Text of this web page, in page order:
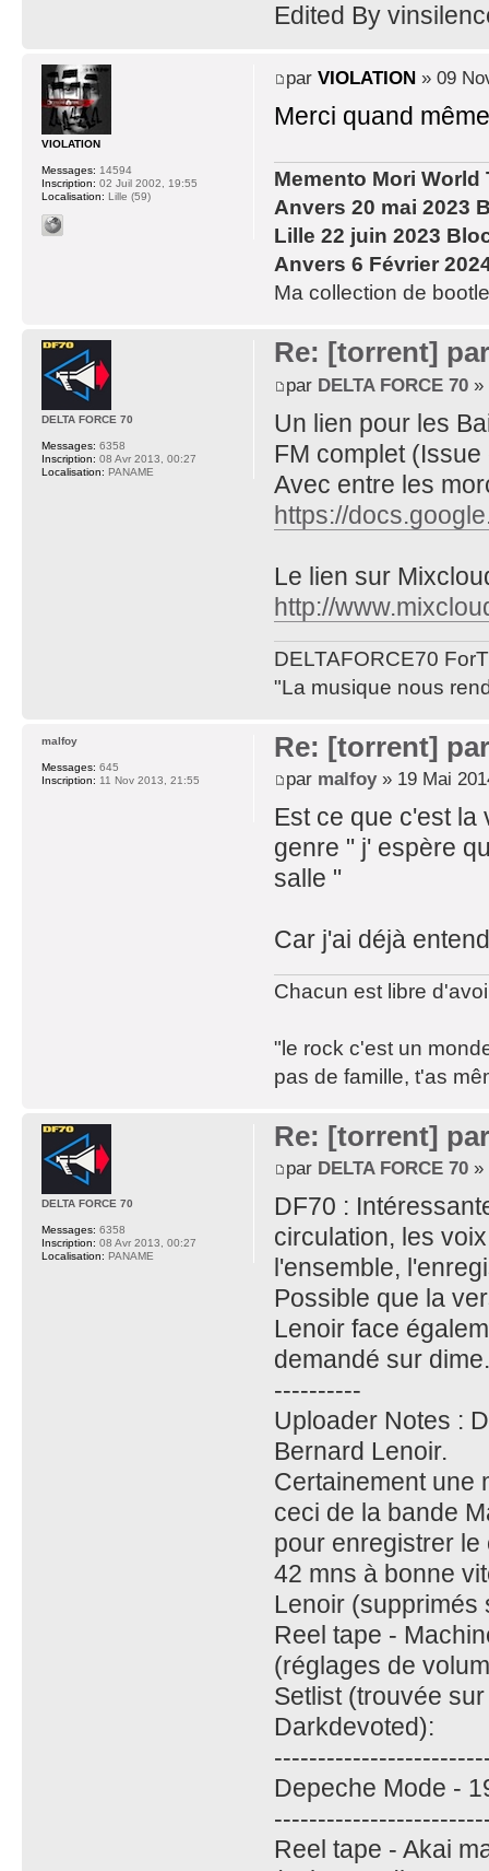
Edited By
par VIOLATION» 09
Merci quand
Memento Mori World
Anvers 20 mai 2023
Lille 22 juin 2023
Anvers 6 Février
Ma collection de
VIOLATION
Messages: 14594
Inscription: 02 Juil 2002, 19:55
Localisation: Lille (59)
Re: [torrent]
par DELTA FORCE 70»
Un lien pour les
FM complet
Avec entre les
https://
Le lien sur
http://
DELTAFORCE70
"La musique nous
DELTA FORCE 70
Messages: 6358
Inscription: 08 Avr 2013, 00:27
Localisation: PANAME
Re: [torrent]
par malfoy» 19 Mai
Est ce que c'est la
genre " j' espère
salle "
Car j'ai déjà
Chacun est libre
"le rock c'est un
pas de famille, t'as
malfoy
Messages: 645
Inscription: 11 Nov 2013, 21:55
Re: [torrent]
par DELTA FORCE 70»
DF70 :
circulation, les
l'ensemble,
Possible que la
Lenoir face
demandé sur dime.
----------
Uploader Notes :
Bernard Lenoir.
Certainement une
ceci de la bande
pour enregistrer le
42 mns à bonne
Lenoir (supprimés
Reel tape -
(réglages de
Setlist (trouvée
Darkdevoted):
Depeche Mode -
Reel tape - Akai
DELTA FORCE 70
Messages: 6358
Inscription: 08 Avr 2013, 00:27
Localisation: PANAME